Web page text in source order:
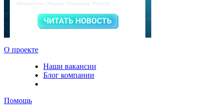
О проекте
Наши вакансии
Блог компании
Помощь